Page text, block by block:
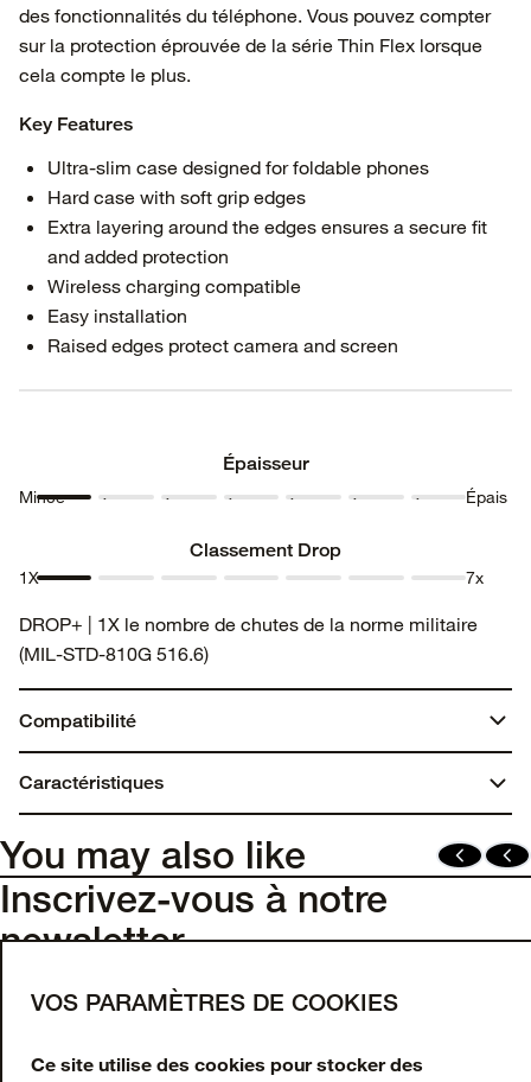
des fonctionnalités du téléphone. Vous pouvez compter
sur la protection éprouvée de la série Thin Flex lorsque
cela compte le plus.
Key Features
Ultra-slim case designed for foldable phones
Hard case with soft grip edges
Extra layering around the edges ensures a secure fit
and added protection
Wireless charging compatible
Easy installation
Raised edges protect camera and screen
Épaisseur
Mince
Épaisseur
Épaisseur
Épais
Classement Drop
1X
ClassementClassementClassementClassementClassementClassementClassement
7x
DROP+ | 1X le nombre de chutes de la norme militaire
(MIL-STD-810G 516.6)
Compatibilité
Caractéristiques
Fabriqué avec plus de 50 % de plastique recyclé
You may also like
Inscrivez-vous à notre
newsletter
de réduction sur votre première commande et
VOS PARAMÈTRES DE COOKIES
Ce site utilise des cookies pour stocker des